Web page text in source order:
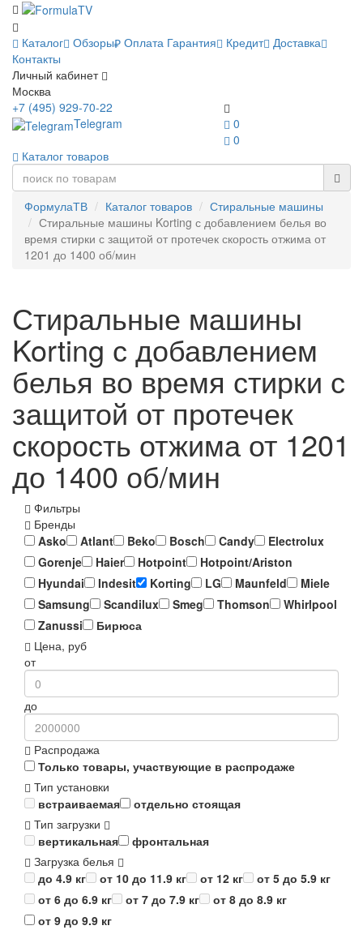
Каталог Обзоры Оплата Гарантия Кредит Доставка
Контакты
Личный кабинет
Москва
0
0
+7 (495) 929-70-22
Telegram
Каталог товаров
ФормулаТВ Каталог товаров
Стиральные машины
Стиральные машины Korting с добавлением белья во
время стирки с защитой от протечек скорость отжима от
1201 до 1400 об/мин
Стиральные машины
Korting с добавлением
белья во время стирки с
защитой от протечек
скорость отжима от 1201
до 1400 об/мин
Фильтры
Бренды
Asko
Atlant Beko Bosch Candy
Electrolux
Gorenje
Haier Hotpoint
Hotpoint/Ariston
Hyundai
Indesit Korting LG Maunfeld
Miele
Samsung
Scandilux Smeg Thomson
Whirlpool
Zanussi
Бирюса
Цена, руб
от
до
Распродажа
Только товары, участвующие в распродаже
Тип установки
встраиваемая
отдельно стоящая
Тип загрузки
вертикальная
фронтальная
Загрузка белья
до 4.9 кг
от 10 до 11.9 кг от 12 кг
от 5 до 5.9 кг
от 6 до 6.9 кг
от 7 до 7.9 кг
от 8 до 8.9 кг
от 9 до 9.9 кг